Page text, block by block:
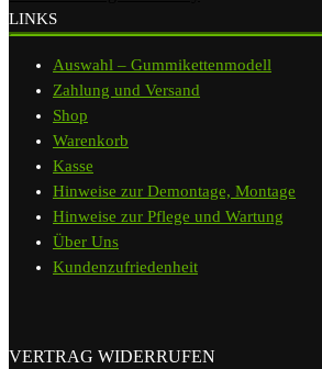
LINKS
Auswahl – Gummikettenmodell
Zahlung und Versand
Shop
Warenkorb
Kasse
Hinweise zur Demontage, Montage
Hinweise zur Pflege und Wartung
Über Uns
Kundenzufriedenheit
VERTRAG WIDERRUFEN